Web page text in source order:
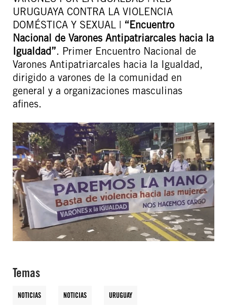
URUGUAYA CONTRA LA VIOLENCIA
DOMÉSTICA Y SEXUAL | “Encuentro
Nacional de Varones Antipatriarcales hacia la
Igualdad”. Primer Encuentro Nacional de
Varones Antipatriarcales hacia la Igualdad,
dirigido a varones de la comunidad en
general y a organizaciones masculinas
afines.
Temas
NOTICIAS NOTICIAS URUGUAY